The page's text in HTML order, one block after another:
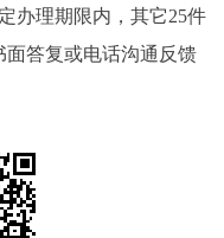
理期限内，其它25件
答复或电话沟通反馈